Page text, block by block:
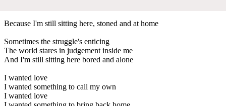
Because I'm still sitting here, stoned and at home
Sometimes the struggle's enticing
The world stares in judgement inside me
And I'm still sitting here bored and alone
I wanted love
I wanted something to call my own
I wanted love